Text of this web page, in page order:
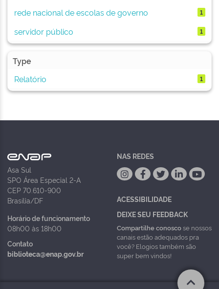
rede nacional de escolas de governo 1
servidor público 1
Type
Relatório
1
Asa Sul
SPO Área Especial 2-A
CEP 70.610-900
Brasília/DF
Horário de funcionamento
08h00 às 18h00
Contato
biblioteca@enap.gov.br
NAS REDES
ACESSIBILIDADE
DEIXE SEU FEEDBACK
Compartilhe conoscose nossos
canais estão adequados pra
você? Elogios também são
super bem vindos!